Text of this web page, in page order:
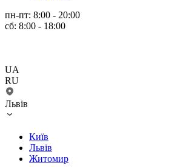
пн-пт: 8:00 - 20:00
сб: 8:00 - 18:00
UA
RU
Львів
Київ
Львів
Житомир